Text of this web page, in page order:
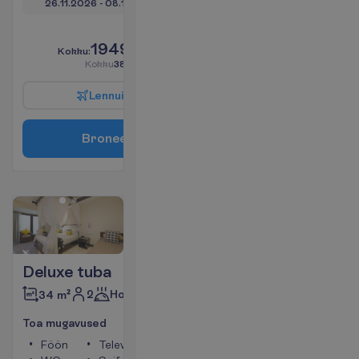
26.11.2026 - 08.12.2026
Kokku:1949.00
Kokku3898.00
Lennuin
Bronee
Deluxe tuba
34 m² 2 Hommikusöök
Toa mugavused
Föön
Televiisor